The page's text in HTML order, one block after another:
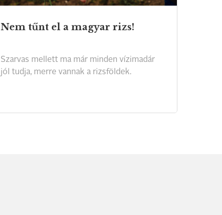
Nem tűnt el a magyar rizs!
Szarvas mellett ma már minden vízimadár
jól tudja, merre vannak a rizsföldek.